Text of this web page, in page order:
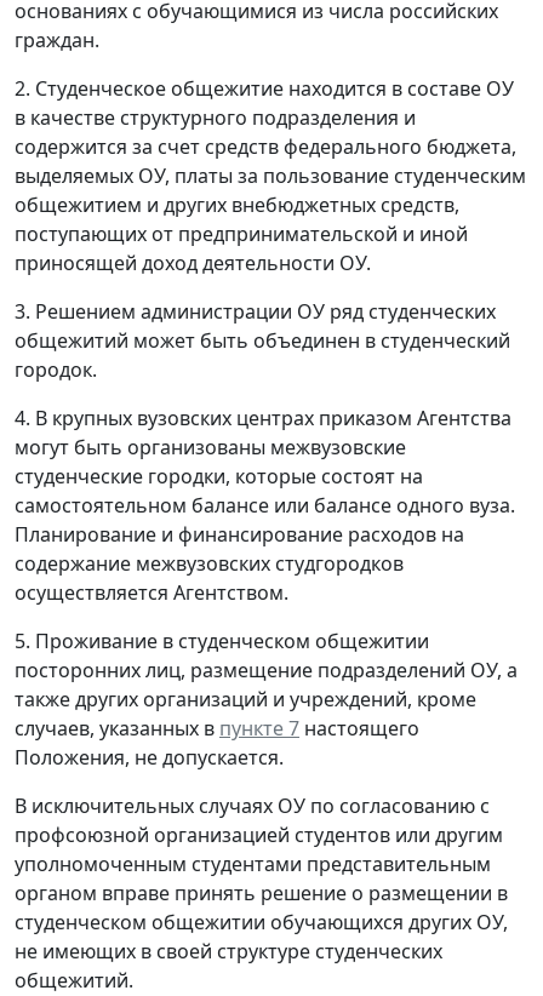
основаниях с обучающимися из числа российских
граждан.
2. Студенческое общежитие находится в составе ОУ
в качестве структурного подразделения и
содержится за счет средств федерального бюджета,
выделяемых ОУ, платы за пользование студенческим
общежитием и других внебюджетных средств,
поступающих от предпринимательской и иной
приносящей доход деятельности ОУ.
3. Решением администрации ОУ ряд студенческих
общежитий может быть объединен в студенческий
городок.
4. В крупных вузовских центрах приказом Агентства
могут быть организованы межвузовские
студенческие городки, которые состоят на
самостоятельном балансе или балансе одного вуза.
Планирование и финансирование расходов на
содержание межвузовских студгородков
осуществляется Агентством.
5. Проживание в студенческом общежитии
посторонних лиц, размещение подразделений ОУ, а
также других организаций и учреждений, кроме
случаев, указанных в пункте 7 настоящего
Положения, не допускается.
В исключительных случаях ОУ по согласованию с
профсоюзной организацией студентов или другим
уполномоченным студентами представительным
органом вправе принять решение о размещении в
студенческом общежитии обучающихся других ОУ,
не имеющих в своей структуре студенческих
общежитий.